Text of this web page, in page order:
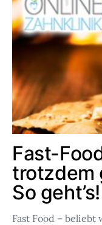
Fast-
trotzdem
So geht’s!
Fast Food –